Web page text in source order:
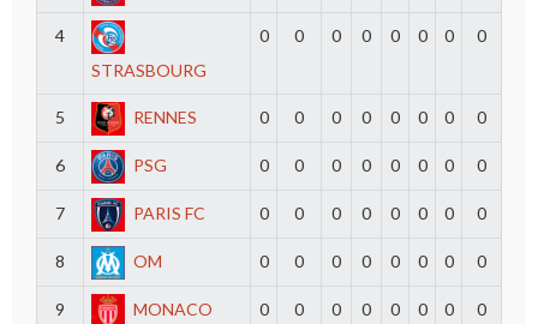
4
STRASBOURG
0 0 0 0 0 0 0 0
5 RENNES 0 0 0 0 0 0 0 0
6 PSG 0 0 0 0 0 0 0 0
7 PARIS FC 0 0 0 0 0 0 0 0
8 OM 0 0 0 0 0 0 0 0
9 MONACO 0 0 0 0 0 0 0 0